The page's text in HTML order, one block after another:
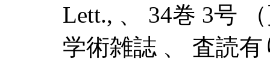
Lett., 、 34巻 3号
学術雑誌 、 査読